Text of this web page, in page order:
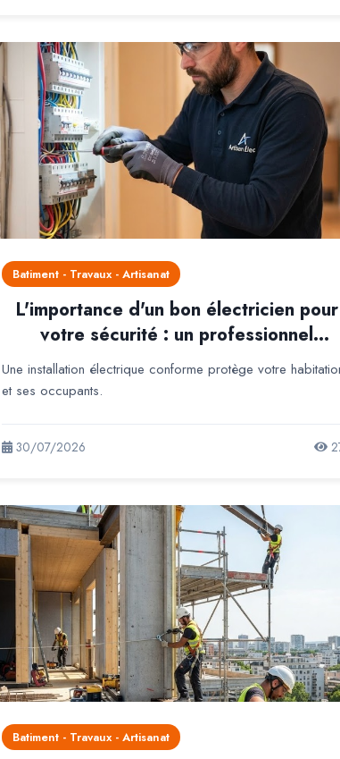
Batiment - Travaux - Artisanat
L'importance d'un bon électricien pour
votre sécurité : un professionnel
indispensable pour votre habitation
Une installation électrique conforme protège votre
et ses occupants.
30/07/2026
Batiment - Travaux - Artisanat